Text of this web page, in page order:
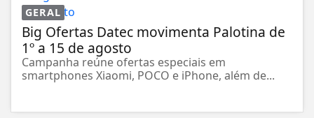
GERAL
Big Ofertas Datec movimenta Palotina de
1º a 15 de agosto
Campanha reúne ofertas especiais em
smartphones Xiaomi, POCO e iPhone, além de...